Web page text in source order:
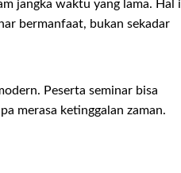
jangka waktu yang lama. Hal
bermanfaat, bukan sekadar
Peserta seminar bisa
merasa ketinggalan zaman.